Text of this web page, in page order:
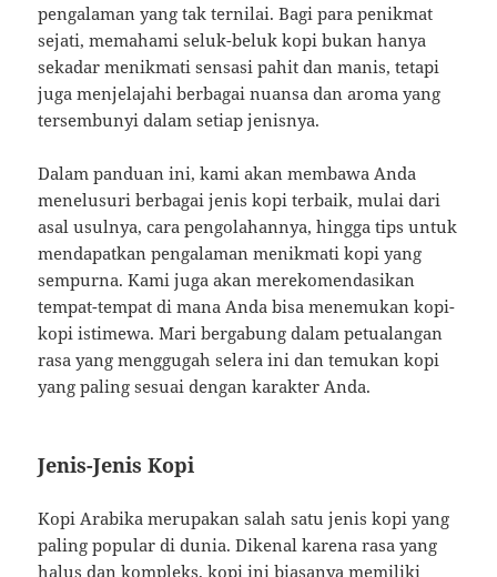
pengalaman yang tak ternilai. Bagi para penikmat
sejati, memahami seluk-beluk kopi bukan hanya
sekadar menikmati sensasi pahit dan manis, tetapi
juga menjelajahi berbagai nuansa dan aroma yang
tersembunyi dalam setiap jenisnya.
Dalam panduan ini, kami akan membawa Anda
menelusuri berbagai jenis kopi terbaik, mulai dari
asal usulnya, cara pengolahannya, hingga tips untuk
mendapatkan pengalaman menikmati kopi yang
sempurna. Kami juga akan merekomendasikan
tempat-tempat di mana Anda bisa menemukan kopi-
kopi istimewa. Mari bergabung dalam petualangan
rasa yang menggugah selera ini dan temukan kopi
yang paling sesuai dengan karakter Anda.
Jenis-Jenis Kopi
Kopi Arabika merupakan salah satu jenis kopi yang
paling popular di dunia. Dikenal karena rasa yang
halus dan kompleks, kopi ini biasanya memiliki